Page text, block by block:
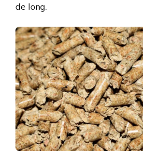
de long.